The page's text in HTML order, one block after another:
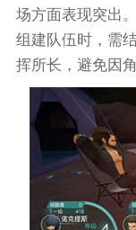
场方面表现突出。​
组建队伍时，需
挥所长，避免因